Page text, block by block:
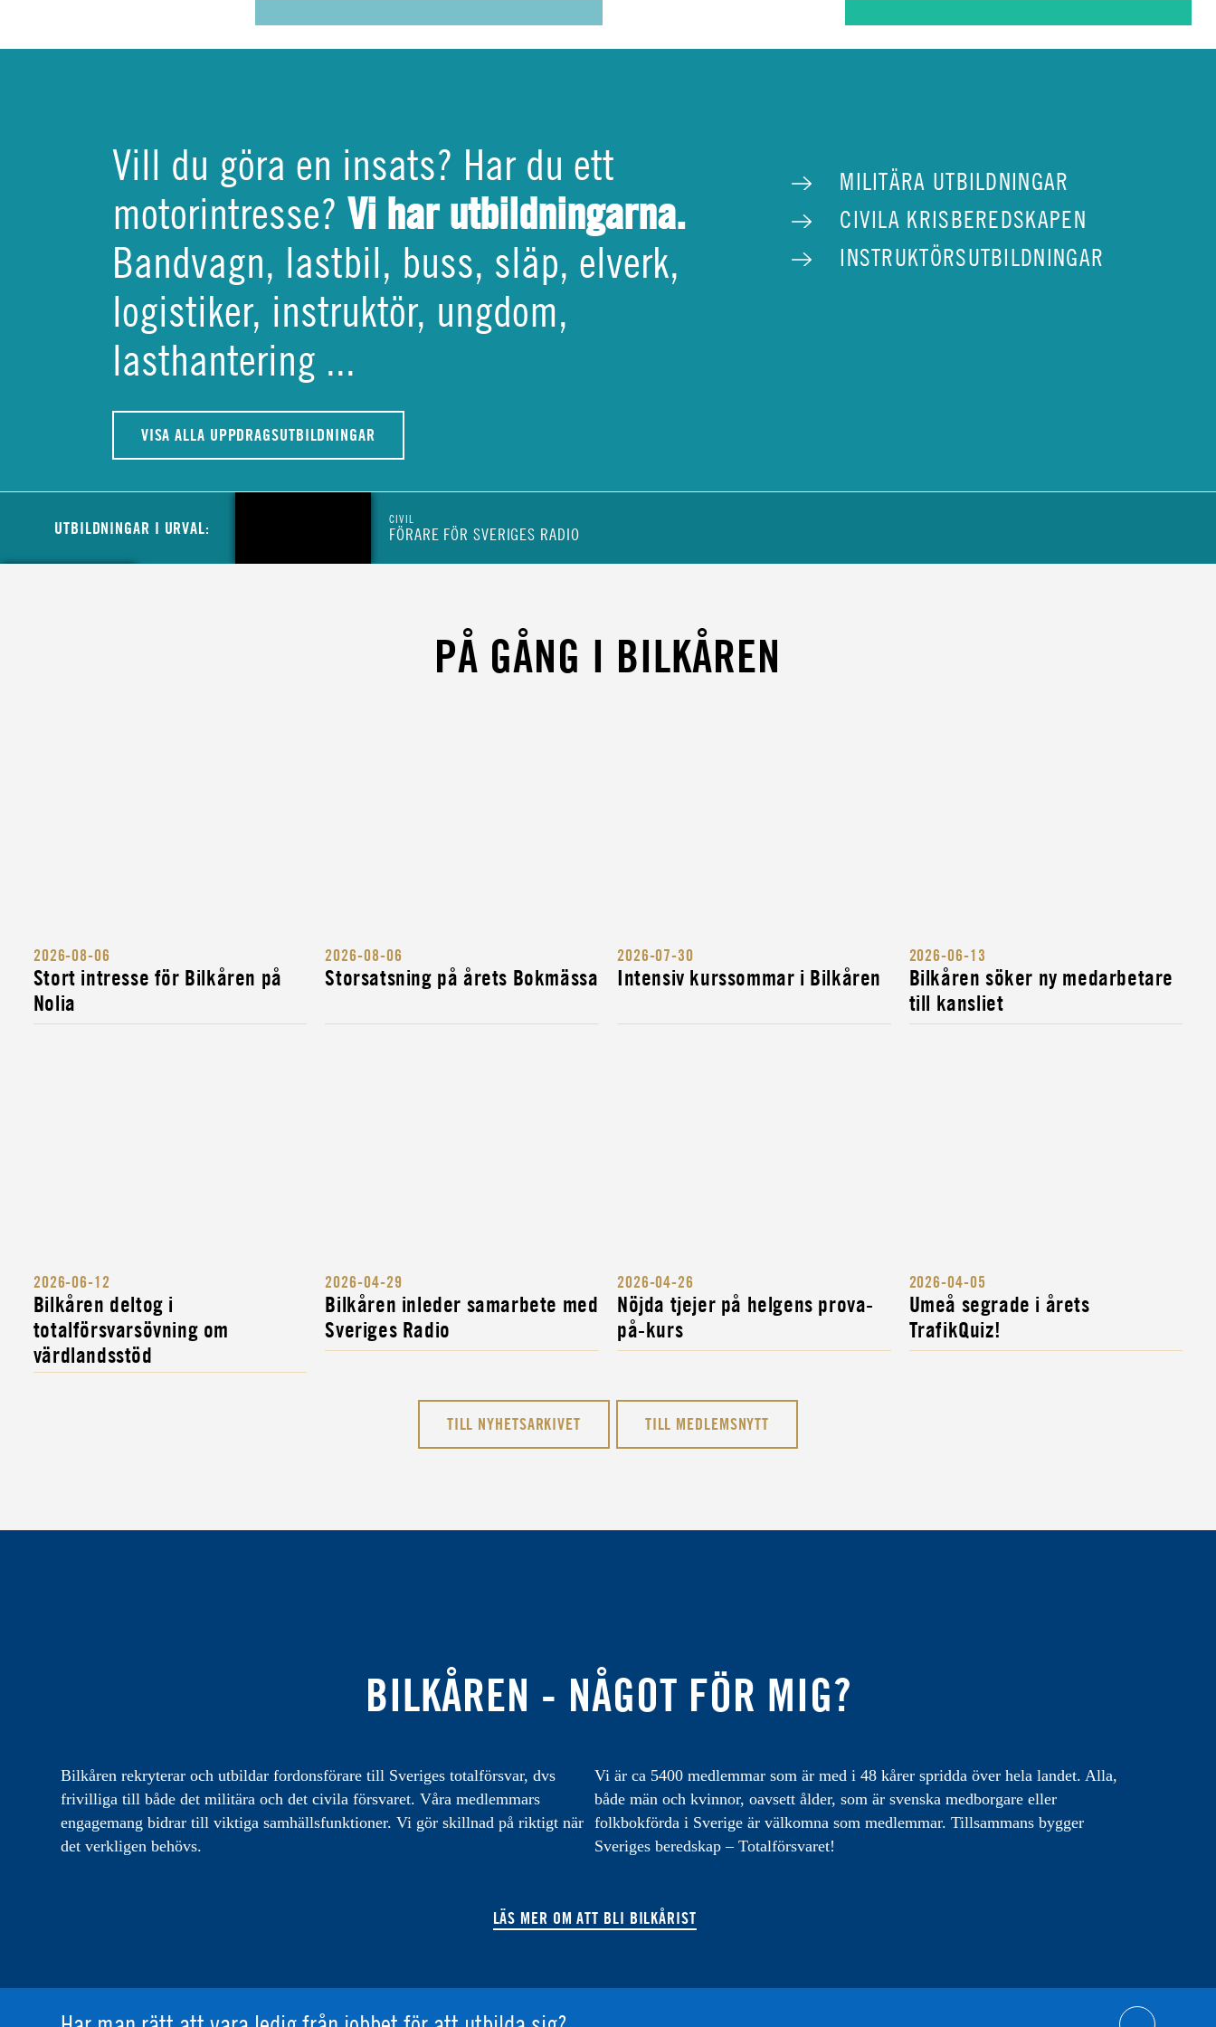
Vill du göra en insats? Har du ett
motorintresse? Vi har utbildningarna.
Bandvagn, lastbil, buss, släp, elverk,
logistiker, instruktör, ungdom,
lasthantering ...
VISA ALLA UPPDRAGSUTBILDNINGAR
MILITÄRA UTBILDNINGAR
CIVILA KRISBEREDSKAPEN
INSTRUKTÖRSUTBILDNINGAR
UTBILDNINGAR I URVAL: CIVIL
FÖRARE FÖR SVERIGES RADIO
KOMPLETTERINGSUTBILDNING FÖR MILITÄRA
FORDONS- OCH...
INSTRUKTÖR
PÅ GÅNG I BILKÅREN
2026-08-06
Stort intresse för Bilkåren på
Nolia
2026-08-06
Storsatsning på årets Bokmässa
2026-07-30
Intensiv kurssommar i Bilkåren
2026-06-13
Bilkåren söker ny medarbetare
till kansliet
2026-06-12
Bilkåren deltog i
totalförsvarsövning om
värdlandsstöd
2026-04-29
Bilkåren inleder samarbete med
Sveriges Radio
2026-04-26
Nöjda tjejer på helgens prova-
på-kurs
2026-04-05
Umeå segrade i årets
TrafikQuiz!
TILL NYHETSARKIVET TILL MEDLEMSNYTT
BILKÅREN - NÅGOT FÖR MIG?
Bilkåren rekryterar och utbildar fordonsförare till Sveriges totalförsvar, dvs
frivilliga till både det militära och det civila försvaret. Våra medlemmars
engagemang bidrar till viktiga samhällsfunktioner. Vi gör skillnad på riktigt när
det verkligen behövs.
Vi är ca 5400 medlemmar som är med i 48 kårer spridda över hela landet. Alla,
både män och kvinnor, oavsett ålder, som är svenska medborgare eller
folkbokförda i Sverige är välkomna som medlemmar. Tillsammans bygger
Sveriges beredskap – Totalförsvaret!
LÄS MER OM ATT BLI BILKÅRIST